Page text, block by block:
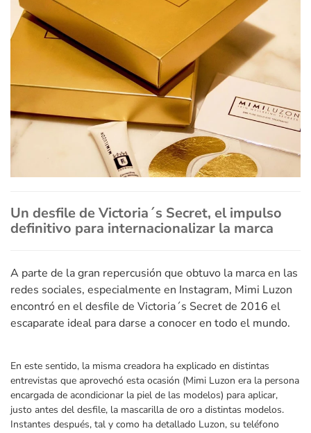
Un desfile de Victoria´s Secret, el impulso
definitivo para internacionalizar la marca
A parte de la gran repercusión que obtuvo la marca en las
redes sociales, especialmente en Instagram, Mimi Luzon
encontró en el desfile de Victoria´s Secret de 2016 el
escaparate ideal para darse a conocer en todo el mundo.
En este sentido, la misma creadora ha explicado en distintas
entrevistas que aprovechó esta ocasión (Mimi Luzon era la persona
encargada de acondicionar la piel de las modelos) para aplicar,
justo antes del desfile, la mascarilla de oro a distintas modelos.
Instantes después, tal y como ha detallado Luzon, su teléfono